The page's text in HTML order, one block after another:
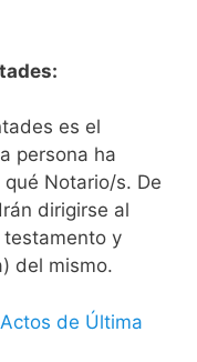
es el
persona ha
Notario/s. De
dirigirse al
y
del mismo.
de Última